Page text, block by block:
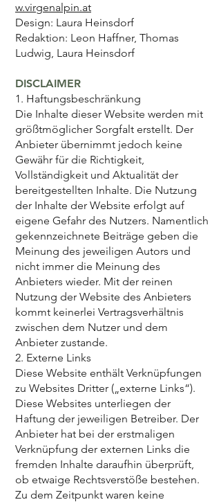
w.virgenalpin.at
Design: Laura Heinsdorf
Redaktion: Leon Haffner, Thomas
Ludwig, Laura Heinsdorf
DISCLAIMER
1. Haftungsbeschränkung
Die Inhalte dieser Website werden mit
größtmöglicher Sorgfalt erstellt. Der
Anbieter übernimmt jedoch keine
Gewähr für die Richtigkeit,
Vollständigkeit und Aktualität der
bereitgestellten Inhalte. Die Nutzung
der Inhalte der Website erfolgt auf
eigene Gefahr des Nutzers. Namentlich
gekennzeichnete Beiträge geben die
Meinung des jeweiligen Autors und
nicht immer die Meinung des
Anbieters wieder. Mit der reinen
Nutzung der Website des Anbieters
kommt keinerlei Vertragsverhältnis
zwischen dem Nutzer und dem
Anbieter zustande.
2. Externe Links
Diese Website enthält Verknüpfungen
zu Websites Dritter („externe Links“).
Diese Websites unterliegen der
Haftung der jeweiligen Betreiber. Der
Anbieter hat bei der erstmaligen
Verknüpfung der externen Links die
fremden Inhalte daraufhin überprüft,
ob etwaige Rechtsverstöße bestehen.
Zu dem Zeitpunkt waren keine